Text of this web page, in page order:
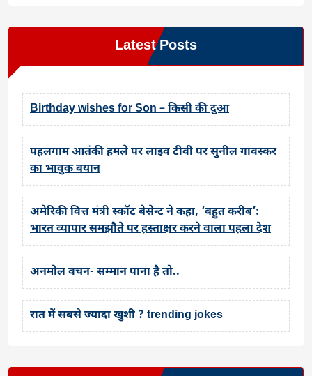
Latest Posts
Birthday wishes for Son – किसी की दुआ
पहलगाम आतंकी हमले पर लाइव टीवी पर सुनील गावस्कर
का भावुक बयान
अमेरिकी वित्त मंत्री स्कॉट बेसेन्ट ने कहा, ‘बहुत करीब’:
भारत व्यापार समझौते पर हस्ताक्षर करने वाला पहला देश
अनमोल वचन- सम्मान पाना है तो..
रात में सबसे ज्यादा खुशी ? trending jokes